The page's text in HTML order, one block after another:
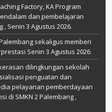
Factory, KA Program
dan pembelajaran
, Senin 3 Agustus 2026.
sekaligus memberi
Senin 3 Agustus 2026.
dilingkungan sekolah
penguatan dan
pelayanan pemberdayaan
di SMKN 2 Palembang ,